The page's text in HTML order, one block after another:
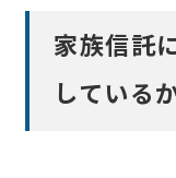
家族信託
している